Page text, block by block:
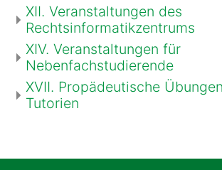
XII. Veranstaltungen des
Rechtsinformatikzentrums
XIV. Veranstaltungen für
Nebenfachstudierende
XVII. Propädeutische
Tutorien